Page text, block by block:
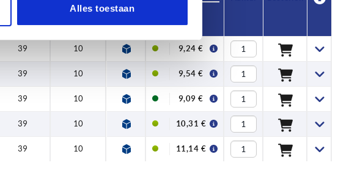
Alles toestaan
T
39 10 9,24 €
39 10 9,54 €
39 10 9,09 €
39 10 10,31 €
39 10 11,14 €